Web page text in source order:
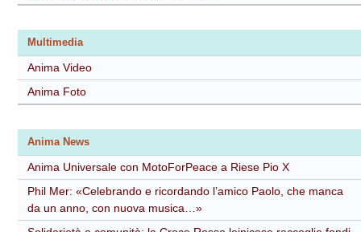
Multimedia
Anima Video
Anima Foto
Anima News
Anima Universale con MotoForPeace a Riese Pio X
Phil Mer: «Celebrando e ricordando l’amico Paolo, che manca
da un anno, con nuova musica…»